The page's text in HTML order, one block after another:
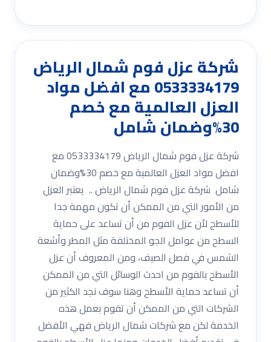
شركة عزل فوم شمال الرياض
0533334179 مع افضل مواد
العزل العالمية مع خصم
30%وضمان شامل
شركة عزل فوم شمال الرياض 0533334179 مع
افضل مواد العزل العالمية مع خصم 30%وضمان
شامل شركة عزل فوم شمال الرياض .. يعتبر العزل
من الأمور التي من الممكن أن تكون مهمة جدا
للأسطح لأن عزل الفوم من أن تساعد على حماية
السطح من عوامل الجو المختلفة مثل المطر وأشعة
الشمس في فصل الصيف، ومن المعروف أن عزل
الأسطح بالفوم من احدث الوسائل التي من الممكن
أن تساعد حماية الأسطح وهنا سوف نجد الكثير من
الشركات التي من الممكن أن تقوم بعمل هذه
الخدمة لكن مع شركات شمال الرياض فهي الأفضل